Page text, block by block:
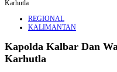
Karhutla
REGIONAL
KALIMANTAN
Kapolda Kalbar Dan
Karhutla